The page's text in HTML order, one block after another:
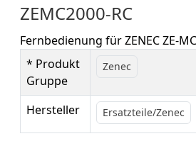
ZEMC2000-RC
Fernbedienung für ZENEC ZE-
* Produkt
Gruppe
Zenec
Hersteller Ersatzteile/Zenec